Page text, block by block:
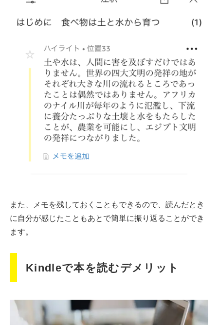
また、メモを残しておくこともできるので、読んだとき
に自分が感じたこともあとで簡単に振り返ることができ
ます。
Kindleで本を読むデメリット